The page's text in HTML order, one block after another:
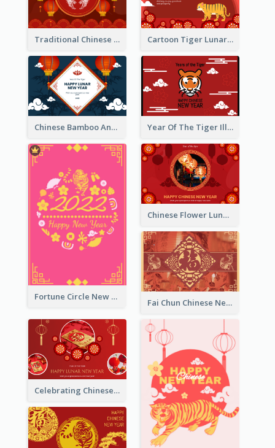
Traditional Chinese New Year Celebration Greeting Card Cartoon Tiger Lunar New Year Greeting Card
Chinese Bamboo And Lanterns New Year Greeting Card Year Of The Tiger Illustration Chinese New Year Greeting Card
Fortune Circle New Year Greeting Card
Chinese Flower Lunar New Year Greeting Card
Fai Chun Chinese New Year Greeting Card
Celebrating Chinese New Year Greeting Card